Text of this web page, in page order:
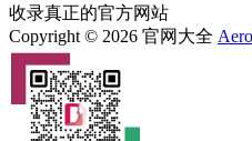
收录真正的官方网站
Copyright © 2026 官网大全